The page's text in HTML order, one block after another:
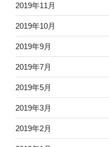
2019年11月
2019年10月
2019年9月
2019年7月
2019年5月
2019年3月
2019年2月